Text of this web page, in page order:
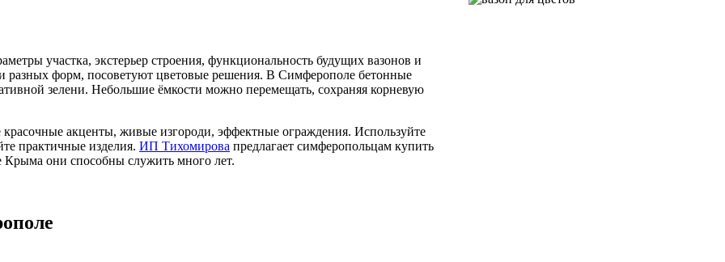
участка, экстерьер строения, функциональность будущих вазонов и
разных форм, посоветуют цветовые решения. В Симферополе бетонные
зелени. Небольшие ёмкости можно перемещать, сохраняя корневую
акценты, живые изгороди, эффектные ограждения. Используйте
практичные изделия. ИП Тихомирова предлагает симферопольцам купить
Крыма они способны служить много лет.